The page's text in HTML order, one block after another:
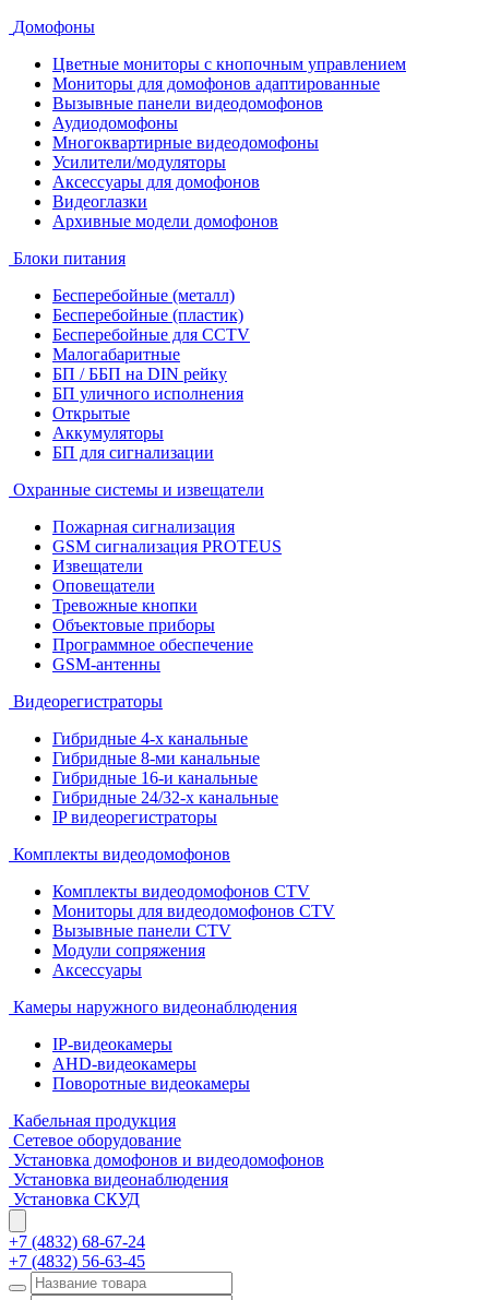
Домофоны
Цветные мониторы с кнопочным управлением
Мониторы для домофонов адаптированные
Вызывные панели видеодомофонов
Аудиодомофоны
Многоквартирные видеодомофоны
Усилители/модуляторы
Аксессуары для домофонов
Видеоглазки
Архивные модели домофонов
Блоки питания
Бесперебойные (металл)
Бесперебойные (пластик)
Бесперебойные для CCTV
Малогабаритные
БП / ББП на DIN рейку
БП уличного исполнения
Открытые
Аккумуляторы
БП для сигнализации
Охранные системы и извещатели
Пожарная сигнализация
GSM сигнализация PROTEUS
Извещатели
Оповещатели
Тревожные кнопки
Объектовые приборы
Программное обеспечение
GSM-антенны
Видеорегистраторы
Гибридные 4-х канальные
Гибридные 8-ми канальные
Гибридные 16-и канальные
Гибридные 24/32-х канальные
IP видеорегистраторы
Комплекты видеодомофонов
Комплекты видеодомофонов CTV
Мониторы для видеодомофонов CTV
Вызывные панели CTV
Модули сопряжения
Аксессуары
Камеры наружного видеонаблюдения
IP-видеокамеры
AHD-видеокамеры
Поворотные видеокамеры
Кабельная продукция
Сетевое оборудование
Установка домофонов и видеодомофонов
Установка видеонаблюдения
Установка СКУД
+7 (4832) 68-67-24
+7 (4832) 56-63-45